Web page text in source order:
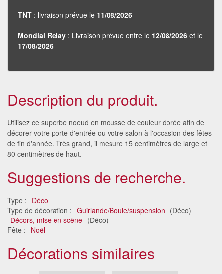
TNT : livraison prévue le 11/08/2026
Mondial Relay : Livraison prévue entre le 12/08/2026 et le
17/08/2026
Description du produit.
Utilisez ce superbe noeud en mousse de couleur dorée afin de
décorer votre porte d'entrée ou votre salon à l'occasion des fêtes
de fin d'année. Très grand, il mesure 15 centimètres de large et
80 centimètres de haut.
Suggestions de recherche.
Type : Déco
Type de décoration : Guirlande/Boule/suspension (Déco)
Décors, mise en scène (Déco)
Fête : Noël
Décorations similaires